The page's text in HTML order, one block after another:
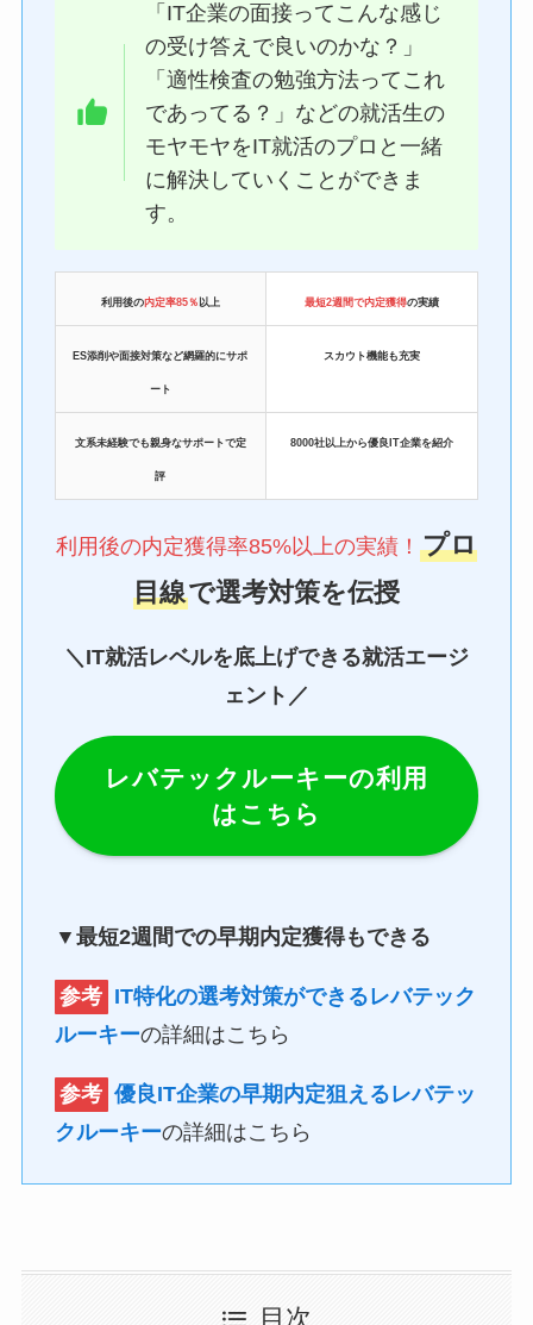
「IT企業の面接ってこんな感じ
の受け答えで良いのかな？」
「適性検査の勉強方法ってこれ
であってる？」などの就活生の
モヤモヤをIT就活のプロと一緒
に解決していくことができま
す。
利用後の内定率85％ 以上 最短2週間で内定獲得の実績
ES添削や面接対策など網羅的にサポ
ート
スカウト機能も充実
文系未経験でも親身なサポートで定
評
8000社以上から優良IT企業を紹介
利用後の内定獲得率85%以上の実績！ プロ
目線で選考対策を伝授
＼IT就活レベルを底上げできる就活エージ
ェント／
レバテックルーキーの利用
はこちら
▼最短2週間での早期内定獲得もできる
参考 IT特化の選考対策ができるレバテック
ルーキーの詳細はこちら
参考 優良IT企業の早期内定狙えるレバテッ
クルーキーの詳細はこちら
目次